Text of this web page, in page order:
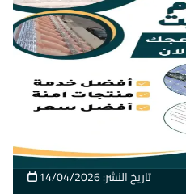
تاريخ النشر: 14/04/2026